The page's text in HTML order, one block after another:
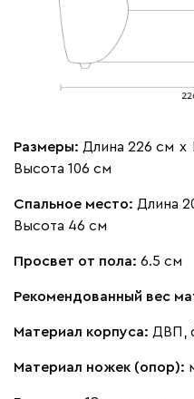
Изумруд
Жёлтый Песочный
Ланза
Размеры: Длина 226 см х
Высота 106 см
Спальное место: Длина
Высота 46 см
Просвет от пола: 6.5 см
Рекомендованный вес
Материал корпуса: ДВП,
Материал ножек (опор):